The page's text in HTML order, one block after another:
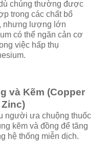
chúng thường được
trong các chất bổ
nhưng lượng lớn
có thể ngăn cản cơ
việc hấp thụ
và Kẽm (Copper
người ưa chuộng thuốc
kẽm và đồng để tăng
hệ thống miễn dịch.